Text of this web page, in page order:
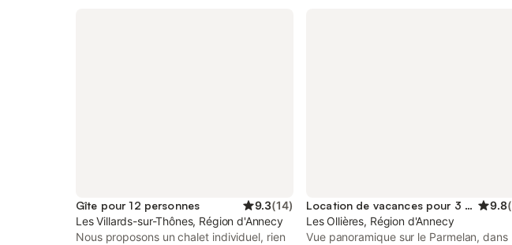
Gîte pour 12 personnes 9.3(14)
Les Villards-sur-Thônes, Région d'Annecy
Nous proposons un chalet individuel, rien
Location de vacances pour 3 personnes 9.8(
Les Ollières, Région d'Annecy
Vue panoramique sur le Parmelan, dans